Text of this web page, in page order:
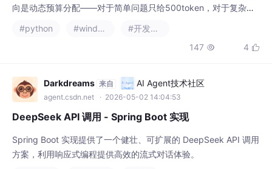
向是动态预算分配——对于简单问题只给500token，对于复杂问
问题还是检索质量。压缩只是补救。检索做得好，压缩需要做的工
作就少很多。下一篇打算讲讲RAG的查询改写，可以关注一下。
#python #windows
#开发语言
147  4 
Darkdreams 来自 AI Agent技术社区
agent.csdn.net · 2026-05-02 14:04:53
DeepSeek API 调用 - Spring Boot 实现
Spring Boot 实现提供了一个健壮、可扩展的 DeepSeek API 调用
方案，利用响应式编程提供高效的流式对话体验。